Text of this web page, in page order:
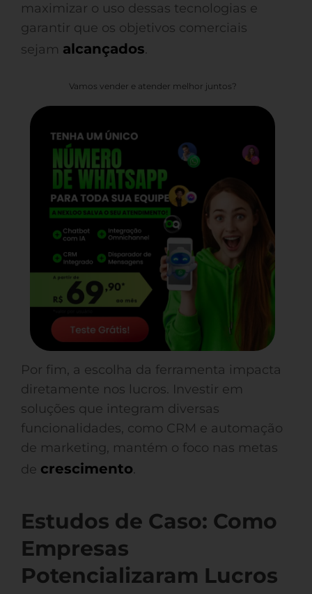
maximizar o uso dessas tecnologias e
garantir que os objetivos comerciais
sejam alcançados.
Vamos vender e atender melhor juntos?
Por fim, a escolha da ferramenta impacta
diretamente nos lucros. Investir em
soluções que integram diversas
funcionalidades, como CRM e automação
de marketing, mantém o foco nas metas
de crescimento.
Estudos de Caso: Como
Empresas
Potencializaram Lucros